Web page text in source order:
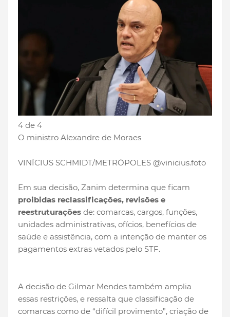
4 de 4
O ministro Alexandre de Moraes
VINÍCIUS SCHMIDT/METRÓPOLES @vinicius.foto
Em sua decisão, Zanim determina que ficam
proibidas reclassificações, revisões e
reestruturações de: comarcas, cargos, funções,
unidades administrativas, ofícios, benefícios de
saúde e assistência, com a intenção de manter os
pagamentos extras vetados pelo STF.
A decisão de Gilmar Mendes também amplia
essas restrições, e ressalta que classificação de
comarcas como de “difícil provimento”, criação de